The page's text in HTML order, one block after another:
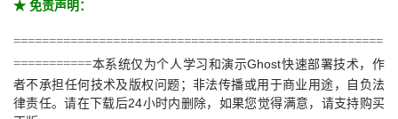
★ 免责声明：
====================================================
===========本系统仅为个人学习和演示Ghost快速部署技术，作
者不承担任何技术及版权问题；非法传播或用于商业用途，自负法
律责任。请在下载后24小时内删除，如果您觉得满意，请支持购买